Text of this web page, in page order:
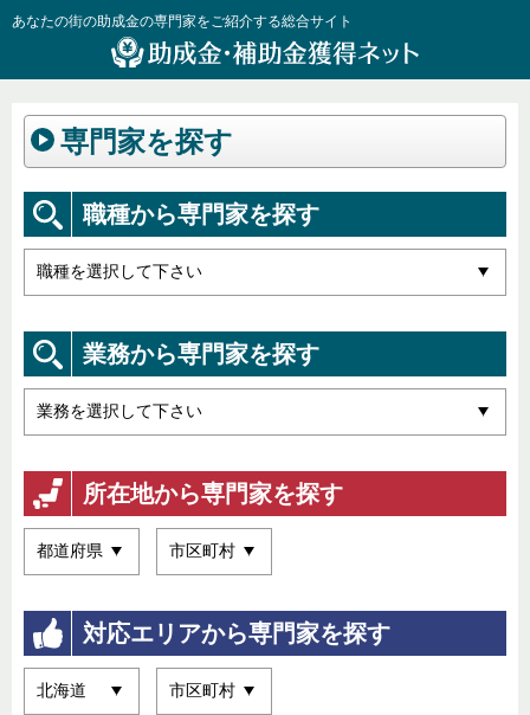
あなたの街の助成金の専門家をご紹介する総合サイト
専門家を探す
職種から専門家を探す
業務から専門家を探す
所在地から専門家を探す
対応エリアから専門家を探す